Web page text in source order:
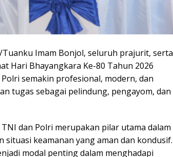
Tuanku Imam Bonjol, seluruh prajurit, serta
Hari Bhayangkara Ke-80 Tahun 2026
semakin profesional, modern, dan
tugas sebagai pelindung, pengayom, dan
dan Polri merupakan pilar utama dalam
keamanan yang aman dan kondusif.
modal penting dalam menghadapi